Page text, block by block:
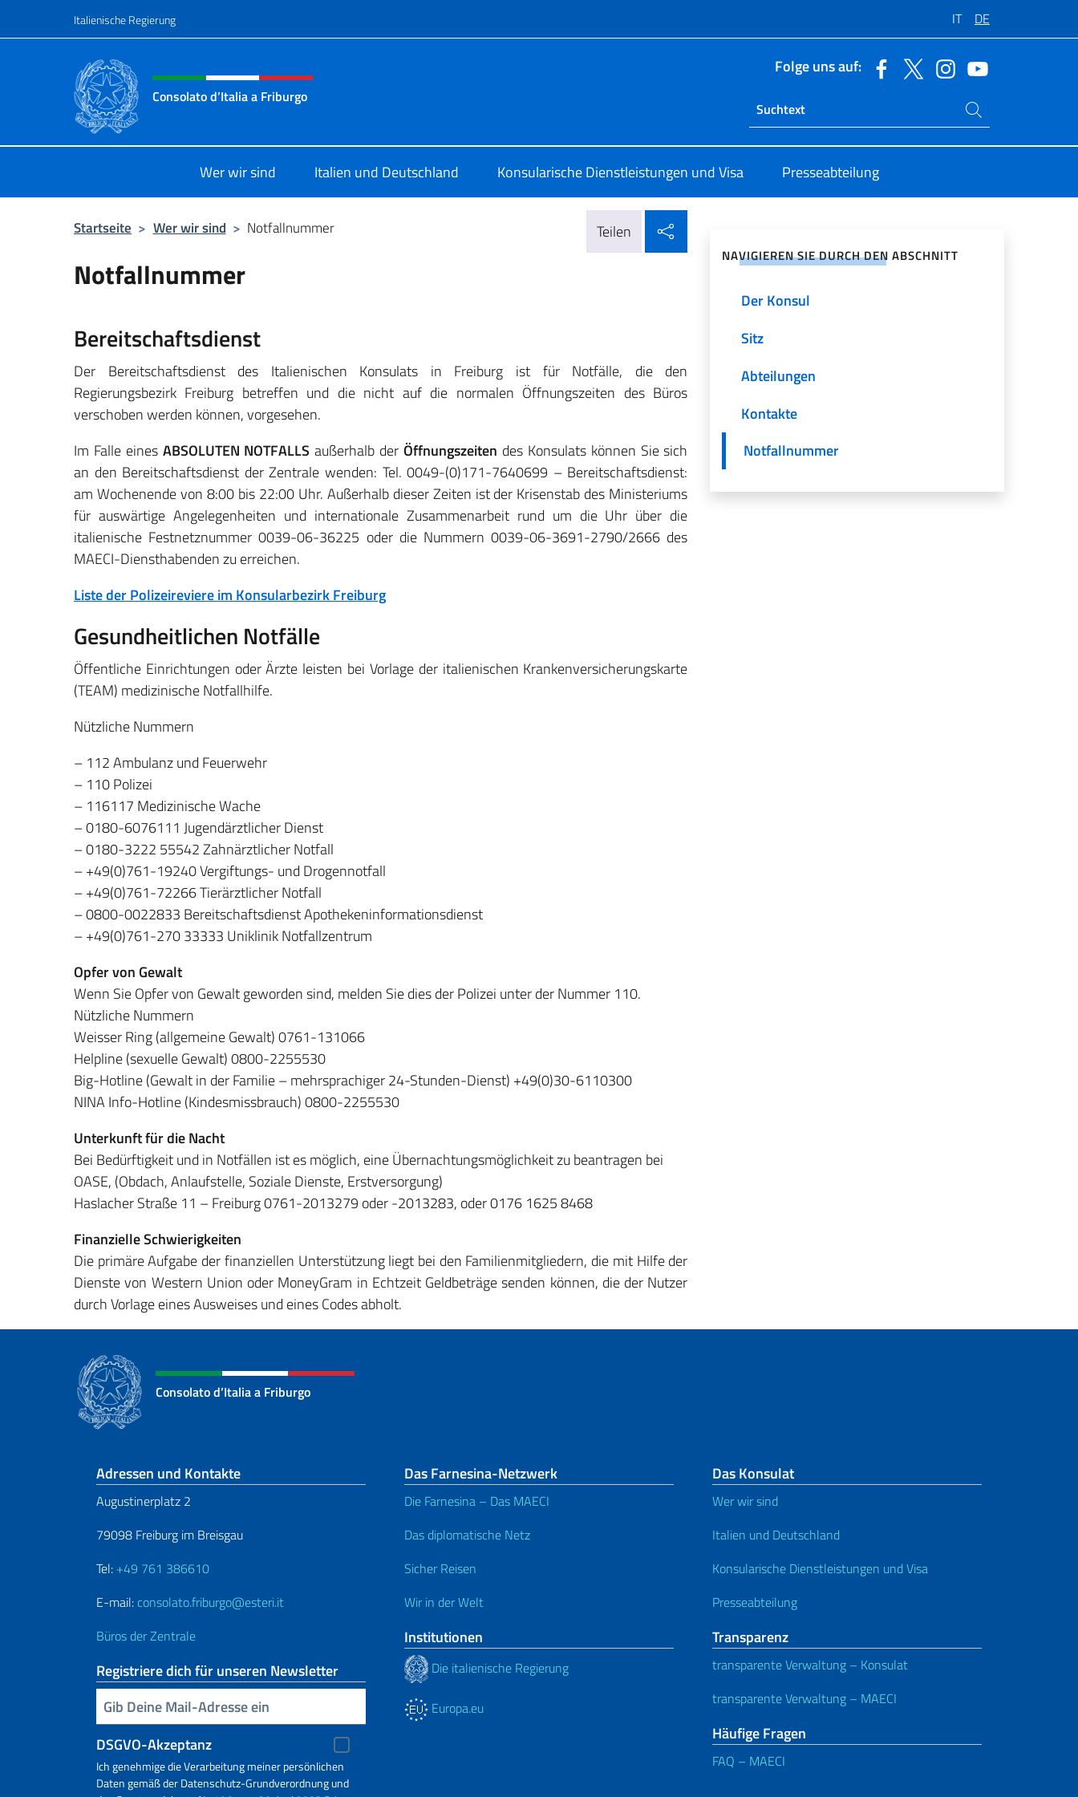
Italienische Regierung IT DE
Header-Site, Social und Menü
Consolato d’Italia a Friburgo
Folge uns auf:
Ricerca sito live
Suchen Sie auf der Website
Wer wir sind Italien und Deutschland Konsularische Dienstleistungen und Visa Presseabteilung
Startseite > Wer wir sind > Notfallnummer Teilen
Notfallnummer
Bereitschaftsdienst
Der Bereitschaftsdienst des Italienischen Konsulats in Freiburg ist für Notfälle, die den
Regierungsbezirk Freiburg betreffen und die nicht auf die normalen Öffnungszeiten des Büros
verschoben werden können, vorgesehen.
Im Falle eines ABSOLUTEN NOTFALLS außerhalb derÖffnungszeiten des Konsulats können Sie sich
an den Bereitschaftsdienst der Zentrale wenden: Tel. 0049-(0)171-7640699 – Bereitschaftsdienst:
am Wochenende von 8:00 bis 22:00 Uhr. Außerhalb dieser Zeiten ist der Krisenstab des Ministeriums
für auswärtige Angelegenheiten und internationale Zusammenarbeit rund um die Uhr über die
italienische Festnetznummer 0039-06-36225 oder die Nummern 0039-06-3691-2790/2666 des
MAECI-Diensthabenden zu erreichen.
Liste der Polizeireviere im Konsularbezirk Freiburg
Gesundheitlichen Notfälle
Öffentliche Einrichtungen oder Ärzte leisten bei Vorlage der italienischen Krankenversicherungskarte
(TEAM) medizinische Notfallhilfe.
Nützliche Nummern
– 112 Ambulanz und Feuerwehr
– 110 Polizei
– 116117 Medizinische Wache
– 0180-6076111 Jugendärztlicher Dienst
– 0180-3222 55542 Zahnärztlicher Notfall
– +49(0)761-19240 Vergiftungs- und Drogennotfall
– +49(0)761-72266 Tierärztlicher Notfall
– 0800-0022833 Bereitschaftsdienst Apothekeninformationsdienst
– +49(0)761-270 33333 Uniklinik Notfallzentrum
Opfer von Gewalt
Wenn Sie Opfer von Gewalt geworden sind, melden Sie dies der Polizei unter der Nummer 110.
Nützliche Nummern
Weisser Ring (allgemeine Gewalt) 0761-131066
Helpline (sexuelle Gewalt) 0800-2255530
Big-Hotline (Gewalt in der Familie – mehrsprachiger 24-Stunden-Dienst) +49(0)30-6110300
NINA Info-Hotline (Kindesmissbrauch) 0800-2255530
Unterkunft für die Nacht
Bei Bedürftigkeit und in Notfällen ist es möglich, eine Übernachtungsmöglichkeit zu beantragen bei
OASE, (Obdach, Anlaufstelle, Soziale Dienste, Erstversorgung)
Haslacher Straße 11 – Freiburg 0761-2013279 oder -2013283, oder 0176 1625 8468
Finanzielle Schwierigkeiten
Die primäre Aufgabe der finanziellen Unterstützung liegt bei den Familienmitgliedern, die mit Hilfe der
Dienste von Western Union oder MoneyGram in Echtzeit Geldbeträge senden können, die der Nutzer
durch Vorlage eines Ausweises und eines Codes abholt.
NAVIGIEREN SIE DURCH DEN ABSCHNITT
Der Konsul
Sitz
Abteilungen
Kontakte
Notfallnummer
Consolato d’Italia a Friburgo
Fußbereich
Adressen und Kontakte
Augustinerplatz 2
79098 Freiburg im Breisgau
Tel: +49 761 386610
E-mail: consolato.friburgo@esteri.it
Büros der Zentrale
Registriere dich für unseren Newsletter
Geben Sie Ihre E-Mail ein
DSGVO-Akzeptanz
Ich genehmige die Verarbeitung meiner persönlichen
Daten gemäß der Datenschutz-Grundverordnung und
Das Farnesina-Netzwerk
Die Farnesina – Das MAECI
Das diplomatische Netz
Sicher Reisen
Wir in der Welt
Institutionen
Die italienische Regierung
Europa.eu
Das Konsulat
Wer wir sind
Italien und Deutschland
Konsularische Dienstleistungen und Visa
Presseabteilung
Transparenz
transparente Verwaltung – Konsulat
transparente Verwaltung – MAECI
Häufige Fragen
FAQ – MAECI